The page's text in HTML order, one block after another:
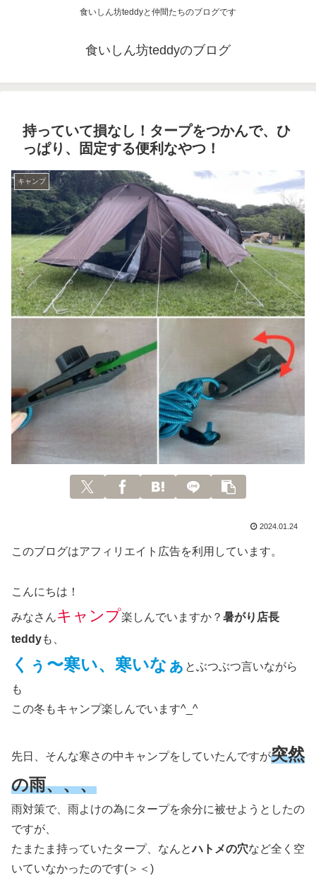
食いしん坊teddyと仲間たちのブログです
食いしん坊teddyのブログ
持っていて損なし！タープをつかんで、ひ
っぱり、固定する便利なやつ！
キャンプ
2024.01.24
このブログはアフィリエイト広告を利用しています。
こんにちは！
みなさんキャンプ楽しんでいますか？ 暑がり店長
teddyも、
くぅ〜寒い、寒いなぁ とぶつぶつ言いながら
も
この冬もキャンプ楽しんでいます^_^
先日、そんな寒さの中キャンプをしていたんですが突然
の雨、、、
雨対策で、雨よけの為にタープを余分に被せようとしたの
ですが、
たまたま持っていたタープ、なんとハトメの穴など全く空
いていなかったのです(＞＜)